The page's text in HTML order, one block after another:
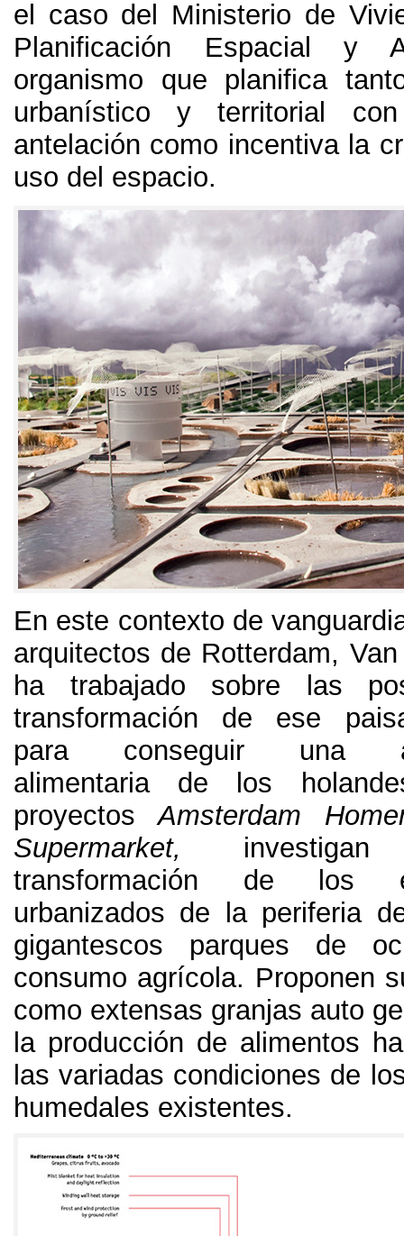
el caso del Ministerio de
Planificación Espacial y
organismo que planifica
urbanístico y territorial
antelación como incentiva la
uso del espacio.
En este contexto de
arquitectos de Rotterdam,
ha trabajado sobre las
transformación de ese
para conseguir una
alimentaria de los
proyectos
Amsterdam
Supermarket,
transformación de los
urbanizados de la periferia
gigantescos parques de
consumo agrícola. Proponen
como extensas granjas auto
la producción de alimentos
las variadas condiciones de
humedales existentes.